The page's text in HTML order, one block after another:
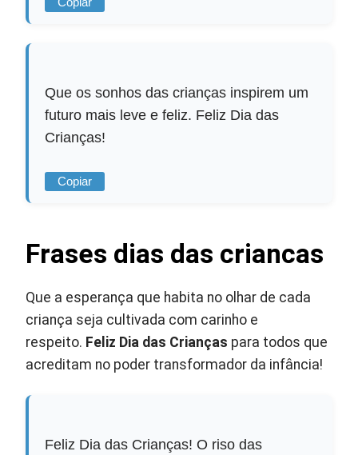
Que os sonhos das crianças inspirem um
futuro mais leve e feliz. Feliz Dia das
Crianças!
Copiar
Frases dias das criancas
Que a esperança que habita no olhar de cada
criança seja cultivada com carinho e
respeito. Feliz Dia das Crianças para todos que
acreditam no poder transformador da infância!
Feliz Dia das Crianças! O riso das